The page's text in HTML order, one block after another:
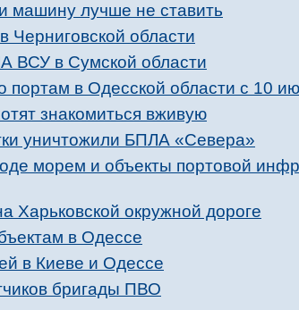
машину лучше не ставить
Черниговской области
ВСУ в Сумской области
портам в Одесской области с 10
знакомиться вживую
уничтожили БПЛА «Севера»
морем и объекты портовой
Харьковской окружной дороге
в Одессе
в Киеве и Одессе
бригады ПВО